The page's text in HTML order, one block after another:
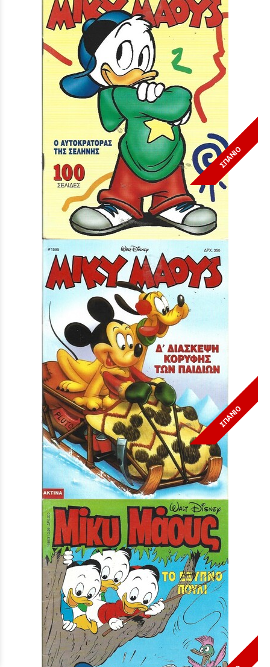
ΣΠΑΝΙΟ
Μίκυ Μάους #1519***
Τιμή: 3,90 €
ΣΠΑΝΙΟ
Μίκυ Μάους #1595***
Τιμή: 3,90 €